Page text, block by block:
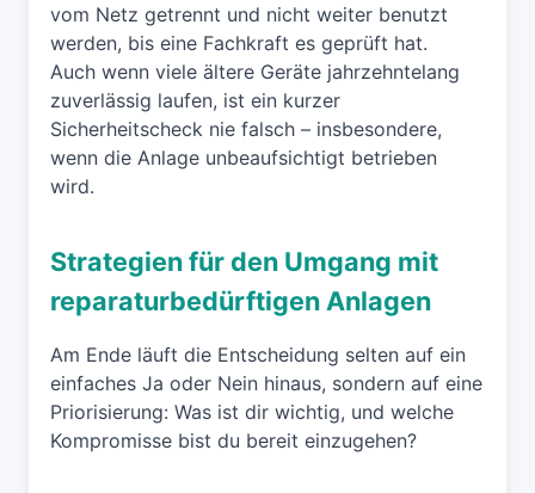
vom Netz getrennt und nicht weiter benutzt
werden, bis eine Fachkraft es geprüft hat.
Auch wenn viele ältere Geräte jahrzehntelang
zuverlässig laufen, ist ein kurzer
Sicherheitscheck nie falsch – insbesondere,
wenn die Anlage unbeaufsichtigt betrieben
wird.
Strategien für den Umgang mit
reparaturbedürftigen Anlagen
Am Ende läuft die Entscheidung selten auf ein
einfaches Ja oder Nein hinaus, sondern auf eine
Priorisierung: Was ist dir wichtig, und welche
Kompromisse bist du bereit einzugehen?